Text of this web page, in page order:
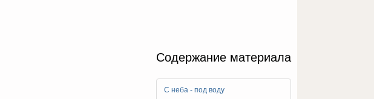
Содержание материала
С неба - под воду